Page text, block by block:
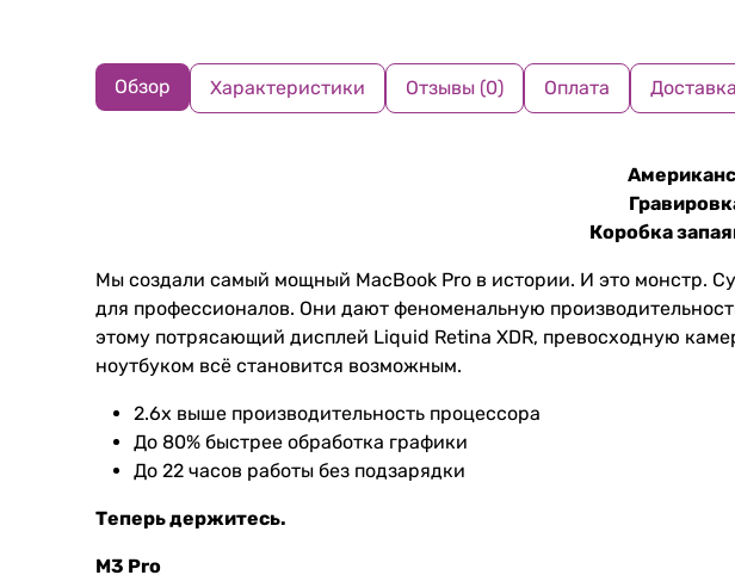
Обзор Характеристики Отзывы (0) Оплата Доставка
Коробка
Мы создали самый мощный MacBook Pro в истории. И это монстр.
для профессионалов. Они дают феноменальную
этому потрясающий дисплей Liquid Retina XDR, превосходную
ноутбуком всё становится возможным.
2.6x выше производи­тель­ность процессора
До 80% быстрее обработка графики
До 22 часов работы без подзарядки
Теперь держитесь.
M3 Pro